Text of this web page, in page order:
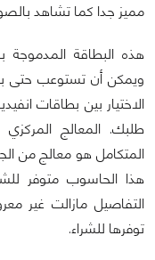
مميز جدا كما تشاهد
طلبك. المعالج
هذا الحاسوب متوفر
التفاصيل مازالت غير
توفرها للشراء.